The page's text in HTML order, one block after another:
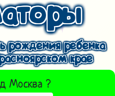
рождения ребенка
крае
Москва ?
ГОРОД